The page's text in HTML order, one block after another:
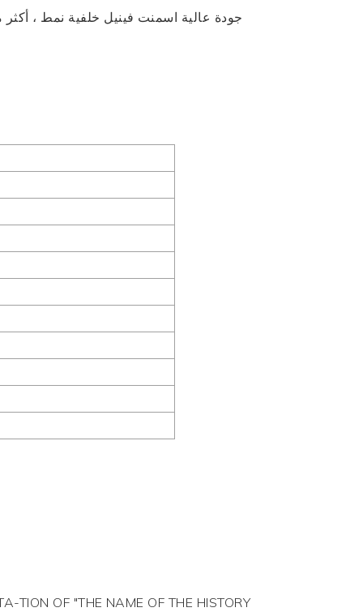
1 ، جودة عالية اسمنت فينيل خلفية نمط ، أكثر من 10 سنوات من مصنعي أفلام الفينيل لديهم خبرة في الإنتاج من الدرجة المهنية 2. الآلاف
TION OF "THE NAME OF THE HISTORY